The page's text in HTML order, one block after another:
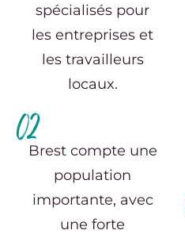
spécialisés pour
les entreprises et
les travailleurs
locaux.
02Brest compte une
population
importante, avec
une forte